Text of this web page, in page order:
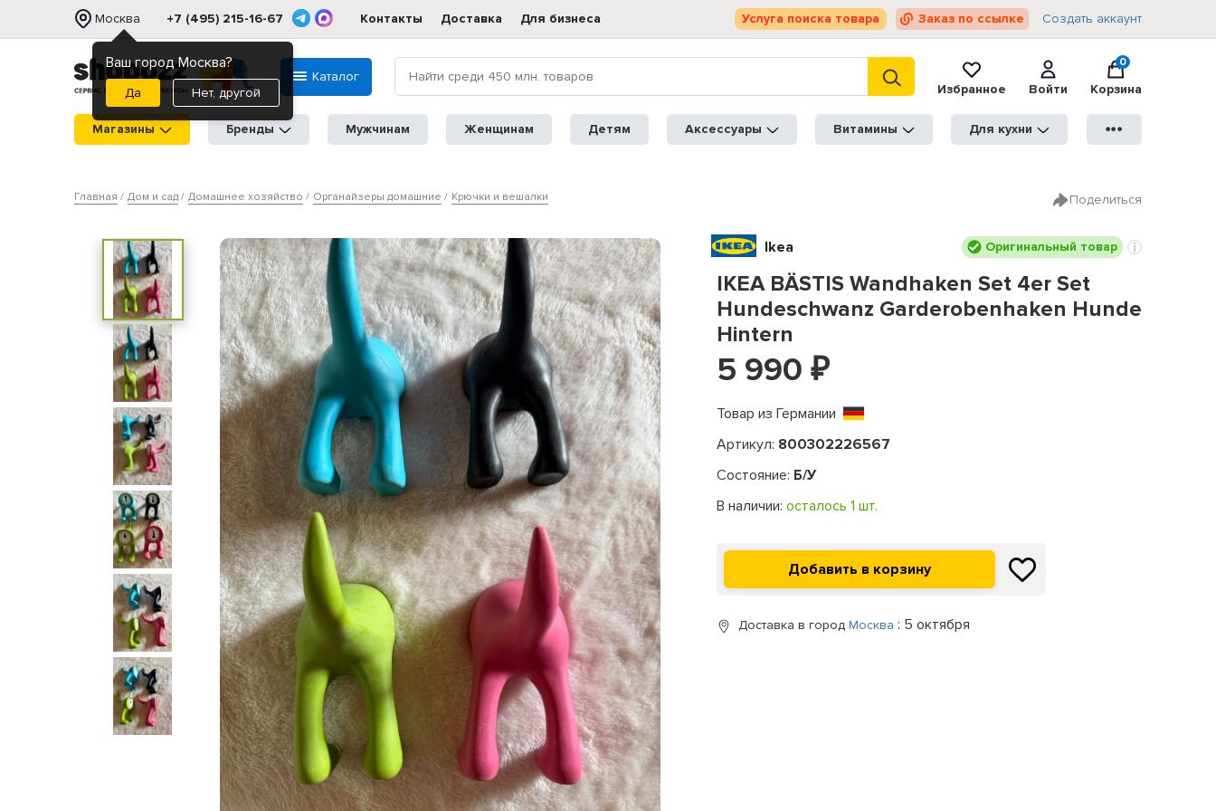
Москва
Ваш город Москва?
Нет, другой
+7 (495) 215-16-67 Контакты Доставка Для бизнеса Услуга поиска товара Заказ по ссылке Создать аккаунт
Каталог
Избранное
Войти
0
Корзина
Магазины Бренды Мужчинам Женщинам Детям Аксессуары Витамины Для кухни ●●●
Главная Дом и сад Домашнее хозяйство Органайзеры домашние Крючки и вешалки Поделиться
Ikea Оригинальный товар
IKEA BÄSTIS Wandhaken Set 4er Set
Hundeschwanz Garderobenhaken Hunde
Hintern
5 990 ₽
Товар из Германии
Артикул: 800302226567
Состояние: Б/У
В наличии: осталось 1 шт.
Доставка в город Москва : 5 октября